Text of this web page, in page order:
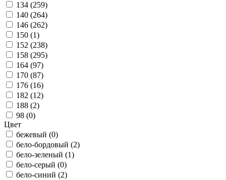
134 (259)
140 (264)
146 (262)
150 (1)
152 (238)
158 (295)
164 (97)
170 (87)
176 (16)
182 (12)
188 (2)
98 (0)
Цвет
бежевый (0)
бело-бордовый (2)
бело-зеленый (1)
бело-серый (0)
бело-синий (2)